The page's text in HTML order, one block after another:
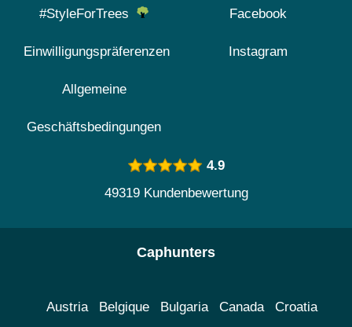
#StyleForTrees
Einwilligungspräferenzen
Allgemeine
Geschäftsbedingungen
Facebook
Instagram
4.9
49319 Kundenbewertung
Caphunters
Austria Belgique Bulgaria Canada Croatia